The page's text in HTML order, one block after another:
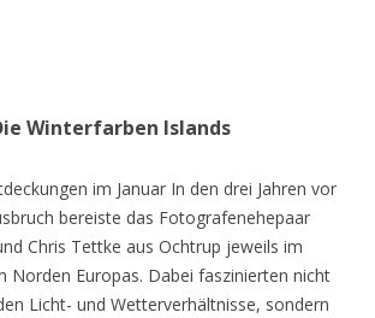
Winterfarben Islands
im Januar In den drei Jahren vor
bereiste das Fotografenehepaar
Chris Tettke aus Ochtrup jeweils im
Norden Europas. Dabei faszinierten nicht
Licht- und Wetterverhältnisse, sondern